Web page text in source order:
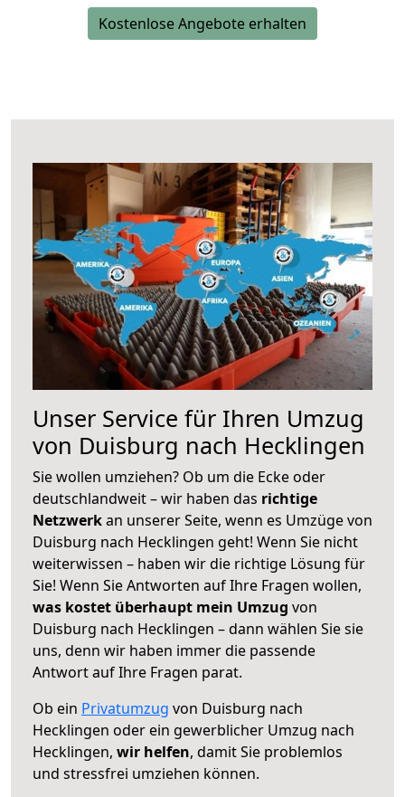
Kostenlose Angebote erhalten
Unser Service für Ihren Umzug
von Duisburg nach Hecklingen
Sie wollen umziehen? Ob um die Ecke oder
deutschlandweit – wir haben das richtige
Netzwerkan unserer Seite, wenn es Umzüge von
Duisburg nach Hecklingen geht! Wenn Sie nicht
weiterwissen – haben wir die richtige Lösung für
Sie! Wenn Sie Antworten auf Ihre Fragen wollen,
was kostet überhaupt mein Umzug von
Duisburg nach Hecklingen – dann wählen Sie sie
uns, denn wir haben immer die passende
Antwort auf Ihre Fragen parat.
Ob ein Privatumzug von Duisburg nach
Hecklingen oder ein gewerblicher Umzug nach
Hecklingen, wir helfen, damit Sie problemlos
und stressfrei umziehen können.